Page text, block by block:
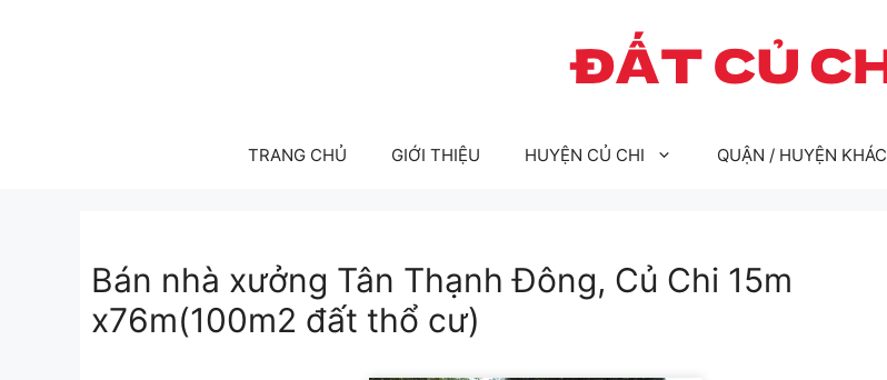
TRANG CHỦ GIỚI THIỆU HUYỆN CỦ CHI QUẬN / HUYỆN KHÁC
Bán nhà xưởng Tân Thạnh Đông, Củ Chi 15m
x76m(100m2 đất thổ cư)